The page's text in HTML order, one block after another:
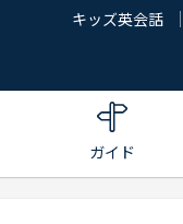
キッズ英会話
ガイド